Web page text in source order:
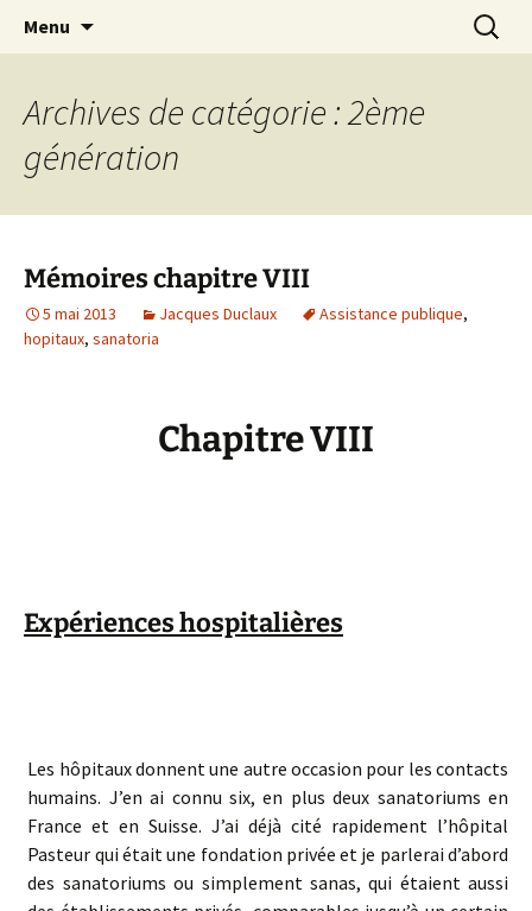
Le Petit Orme
Menu
Archives de catégorie : 2ème
génération
Mémoires chapitre VIII
5 mai 2013 Jacques Duclaux Assistance publique,
hopitaux, sanatoria
Chapitre VIII
Expériences hospitalières
Les hôpitaux donnent une autre occasion pour les contacts
humains. J’en ai connu six, en plus deux sanatoriums en
France et en Suisse. J’ai déjà cité rapidement l’hôpital
Pasteur qui était une fondation privée et je parlerai d’abord
des sanatoriums ou simplement sanas, qui étaient aussi